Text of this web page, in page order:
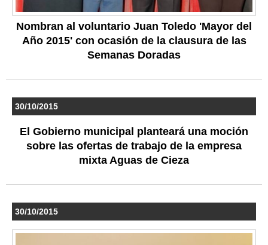
Nombran al voluntario Juan Toledo 'Mayor del
Año 2015' con ocasión de la clausura de las
Semanas Doradas
30/10/2015
El Gobierno municipal planteará una moción
sobre las ofertas de trabajo de la empresa
mixta Aguas de Cieza
30/10/2015